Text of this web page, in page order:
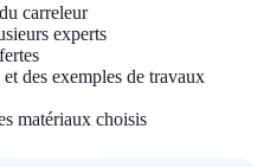
carreleur
experts
des exemples de travaux
matériaux choisis